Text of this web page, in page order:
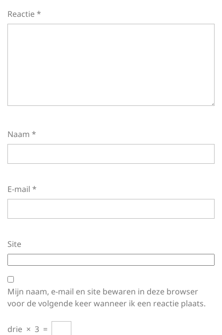
Reactie*
Naam *
E-mail *
Site
Mijn naam, e-mail en site bewaren in deze browser
voor de volgende keer wanneer ik een reactie plaats.
drie × 3 =